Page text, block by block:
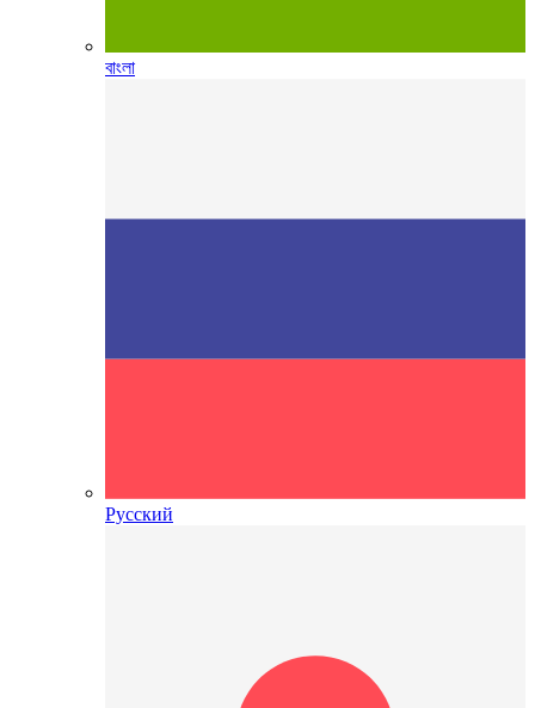
বাংলা
Русский